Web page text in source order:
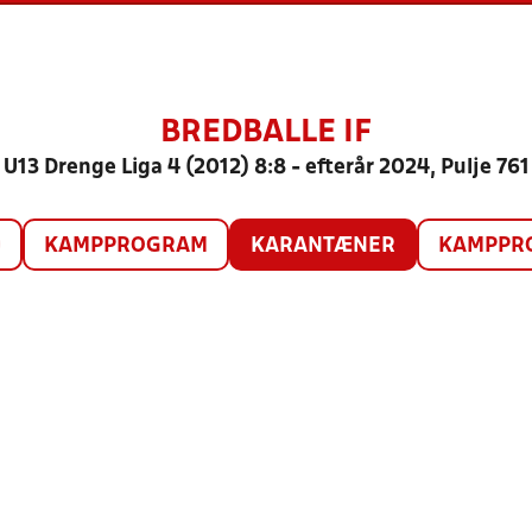
BREDBALLE IF
U13 Drenge Liga 4 (2012) 8:8 - efterår 2024, Pulje 761
KAMPPROGRAM KARANTÆNER